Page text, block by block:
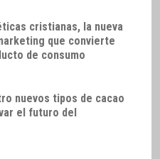
cristianas, la nueva
que convierte
de consumo
nuevos tipos de cacao
el futuro del